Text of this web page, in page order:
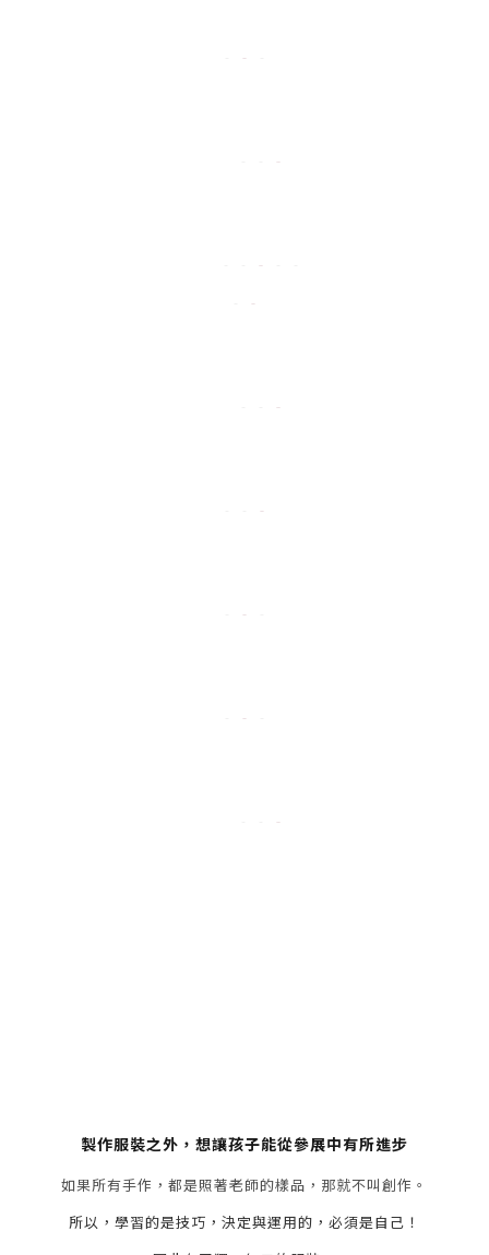
製作服裝之外，想讓孩子能從參展中有所進步
如果所有手作，都是照著老師的樣品，那就不叫創作。
所以，學習的是技巧，決定與運用的，必須是自己！